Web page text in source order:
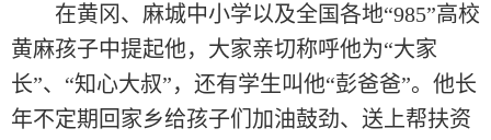
在黄冈、麻城中小学以及全国各地“985”高校
黄麻孩子中提起他，大家亲切称呼他为“大家
长”、“知心大叔”，还有学生叫他“彭爸爸”。他长
年不定期回家乡给孩子们加油鼓劲、送上帮扶资